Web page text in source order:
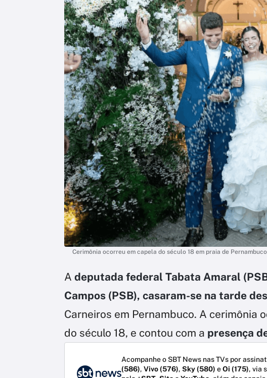
Cerimônia ocorreu em capela do século 18 em praia de
A deputada federal Tabata Amaral
Campos (PSB), casaram-se na tarde
Carneiros em Pernambuco. A cerimônia
do século 18, e contou com a presença
Acompanhe o SBT News nas TVs por
(586), Vivo (576), Sky (580) eOi (175), via